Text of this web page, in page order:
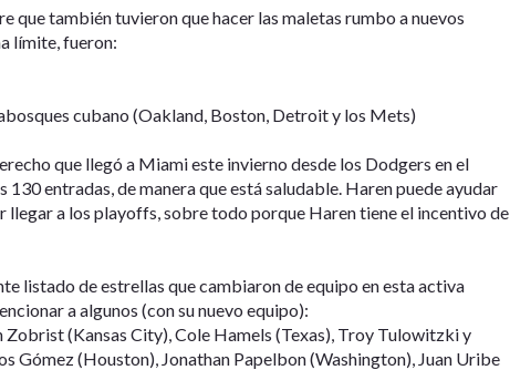
que también tuvieron que hacer las maletas rumbo a nuevos
límite, fueron:
cubano (Oakland, Boston, Detroit y los Mets)
que llegó a Miami este invierno desde los Dodgers en el
130 entradas, de manera que está saludable. Haren puede ayudar
llegar a los playoffs, sobre todo porque Haren tiene el incentivo de
listado de estrellas que cambiaron de equipo en esta activa
a algunos (con su nuevo equipo):
Zobrist (Kansas City), Cole Hamels (Texas), Troy Tulowitzki y
Gómez (Houston), Jonathan Papelbon (Washington), Juan Uribe